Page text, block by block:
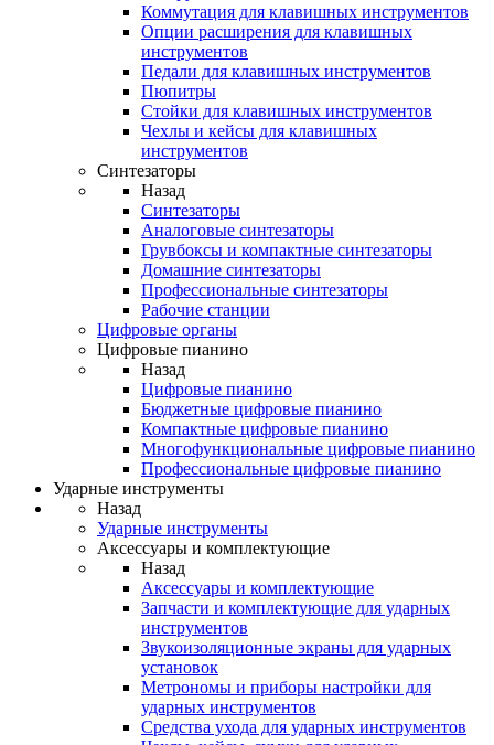
Коммутация для клавишных инструментов
Опции расширения для клавишных
инструментов
Педали для клавишных инструментов
Пюпитры
Стойки для клавишных инструментов
Чехлы и кейсы для клавишных
инструментов
Синтезаторы
Назад
Синтезаторы
Аналоговые синтезаторы
Грувбоксы и компактные синтезаторы
Домашние синтезаторы
Профессиональные синтезаторы
Рабочие станции
Цифровые органы
Цифровые пианино
Назад
Цифровые пианино
Бюджетные цифровые пианино
Компактные цифровые пианино
Многофункциональные цифровые пианино
Профессиональные цифровые пианино
Ударные инструменты
Назад
Ударные инструменты
Аксессуары и комплектующие
Назад
Аксессуары и комплектующие
Запчасти и комплектующие для ударных
инструментов
Звукоизоляционные экраны для ударных
установок
Метрономы и приборы настройки для
ударных инструментов
Средства ухода для ударных инструментов